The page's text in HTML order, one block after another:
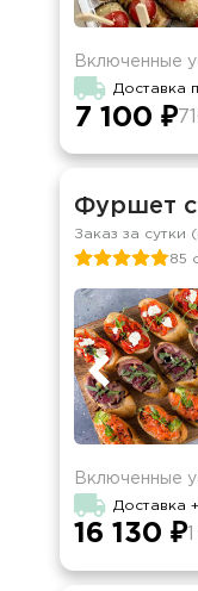
Включенные
Доставка
7 100 ₽
Фуршет с
Заказ за сутки
85
Включенные
Доставка
16 130 ₽